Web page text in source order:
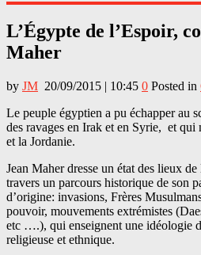
L’Égypte de l’Espoir,
Maher
by JM 20/09/2015 | 10:45 0 Posted in
Le peuple égyptien a pu échapper au
des ravages en Irak et en Syrie, et qui
et la Jordanie.
Jean Maher dresse un état des lieux
travers un parcours historique de son
d’origine: invasions, Frères
pouvoir, mouvements extrémistes
etc ….), qui enseignent une idéologie
religieuse et ethnique.